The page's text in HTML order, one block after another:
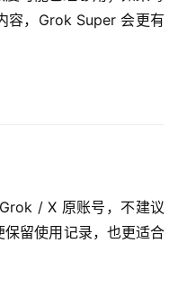
容，Grok Super 会更有
/ X 原账号，不建议
留使用记录，也更适合